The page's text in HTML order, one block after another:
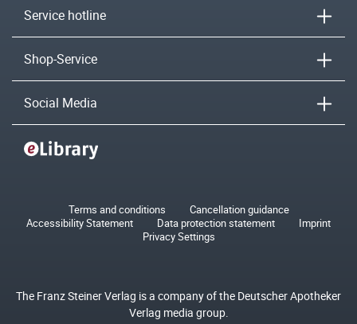
Service hotline
Shop-Service
Social Media
Terms and conditions
Cancellation guidance
Accessibility Statement
Data protection statement
Imprint
Privacy Settings
The Franz Steiner Verlag is a company of the Deutscher Apotheker
Verlag media group.